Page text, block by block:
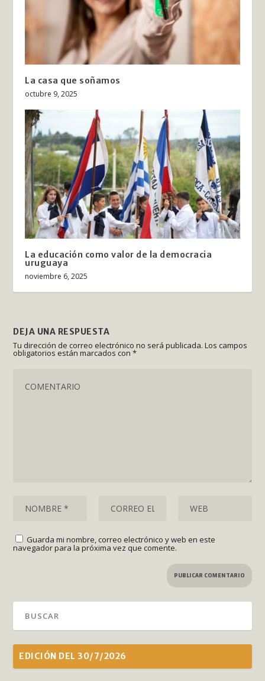
La casa que soñamos
octubre 9, 2025
La educación como valor de la democracia
uruguaya
noviembre 6, 2025
DEJA UNA RESPUESTA
Tu dirección de correo electrónico no será publicada. Los campos
obligatorios están marcados con*
Guarda mi nombre, correo electrónico y web en este
navegador para la próxima vez que comente.
EDICIÓN DEL 30/7/2026